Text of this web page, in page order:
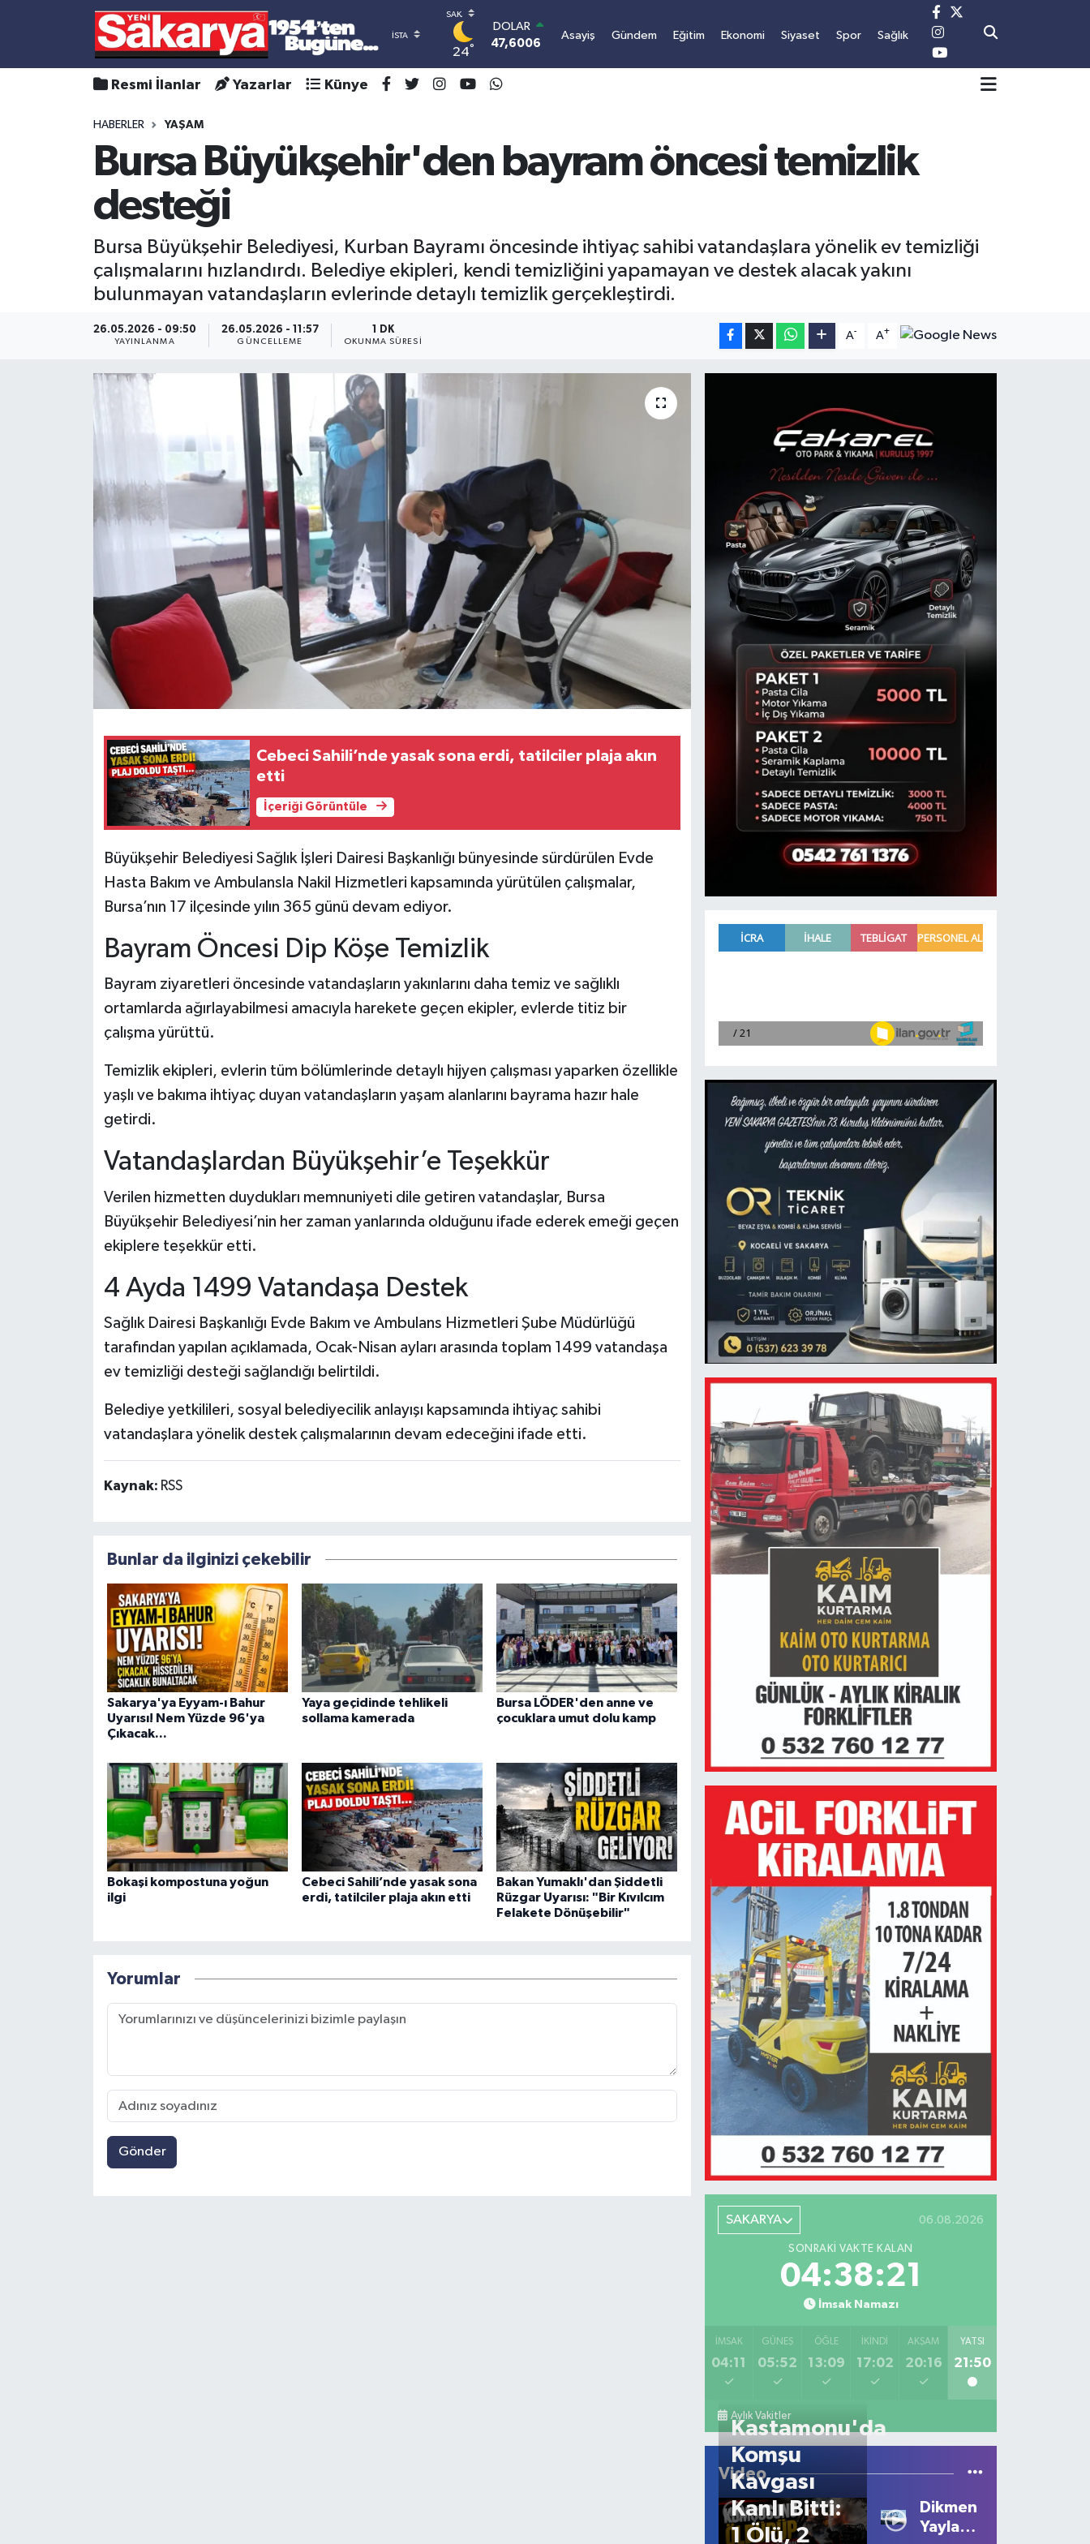
24°
DOLAR
47,6006
55,0250
6500.87
BİST100
13.799
70
Asayiş Gündem Eğitim Ekonomi Siyaset Spor Sağlık
Resmi İlanlar Yazarlar Künye
HABERLER YAŞAM
Bursa Büyükşehir'den bayram öncesi temizlik
desteği
Bursa Büyükşehir Belediyesi, Kurban Bayramı öncesinde ihtiyaç sahibi vatandaşlara yönelik ev temizliği
çalışmalarını hızlandırdı. Belediye ekipleri, kendi temizliğini yapamayan ve destek alacak yakını
bulunmayan vatandaşların evlerinde detaylı temizlik gerçekleştirdi.
26.05.2026 - 09:50
YAYINLANMA
26.05.2026 - 11:57
GÜNCELLEME
1 DK
OKUNMA SÜRESI
A- A+
Cebeci Sahili’nde yasak sona erdi, tatilciler plaja akın
etti
İçeriği Görüntüle
Büyükşehir Belediyesi Sağlık İşleri Dairesi Başkanlığı bünyesinde sürdürülen Evde
Hasta Bakım ve Ambulansla Nakil Hizmetleri kapsamında yürütülen çalışmalar,
Bursa’nın 17 ilçesinde yılın 365 günü devam ediyor.
Bayram Öncesi Dip Köşe Temizlik
Bayram ziyaretleri öncesinde vatandaşların yakınlarını daha temiz ve sağlıklı
ortamlarda ağırlayabilmesi amacıyla harekete geçen ekipler, evlerde titiz bir
çalışma yürüttü.
Temizlik ekipleri, evlerin tüm bölümlerinde detaylı hijyen çalışması yaparken özellikle
yaşlı ve bakıma ihtiyaç duyan vatandaşların yaşam alanlarını bayrama hazır hale
getirdi.
Vatandaşlardan Büyükşehir’e Teşekkür
Verilen hizmetten duydukları memnuniyeti dile getiren vatandaşlar, Bursa
Büyükşehir Belediyesi’nin her zaman yanlarında olduğunu ifade ederek emeği geçen
ekiplere teşekkür etti.
4 Ayda 1499 Vatandaşa Destek
Sağlık Dairesi Başkanlığı Evde Bakım ve Ambulans Hizmetleri Şube Müdürlüğü
tarafından yapılan açıklamada, Ocak-Nisan ayları arasında toplam 1499 vatandaşa
ev temizliği desteği sağlandığı belirtildi.
Belediye yetkilileri, sosyal belediyecilik anlayışı kapsamında ihtiyaç sahibi
vatandaşlara yönelik destek çalışmalarının devam edeceğini ifade etti.
Kaynak: RSS
Bunlar da ilginizi çekebilir
Sakarya'ya Eyyam-ı Bahur
Uyarısı! Nem Yüzde 96'ya
Çıkacak...
Yaya geçidinde tehlikeli
sollama kamerada
Bursa LÖDER'den anne ve
çocuklara umut dolu kamp
Bokaşi kompostuna yoğun
ilgi
Cebeci Sahili’nde yasak sona
erdi, tatilciler plaja akın etti
Bakan Yumaklı'dan Şiddetli
Rüzgar Uyarısı: "Bir Kıvılcım
Felakete Dönüşebilir"
Yorumlar
Gönder
SAKARYA 06.08.2026
SONRAKI VAKTE KALAN
04:38:21
İmsak Namazı
İMSAK
04:11
GÜNEŞ
05:52
ÖĞLE
13:09
İKINDI
17:02
AKŞAM
20:16
YATSI
21:50
Aylık Vakitler
Video
Kastamonu'da
Komşu
Kavgası
Kanlı Bitti:
1 Ölü, 2
Dikmen
Yaylası'nda